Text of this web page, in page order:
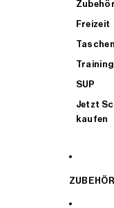
Zubehör
Freizeit
Taschen
Training
SUP
Jetzt
kaufen
ZUBEHÖR